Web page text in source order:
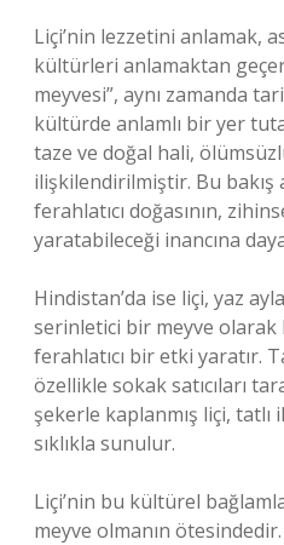
Liçi’nin lezzetini anlamak,
kültürleri anlamaktan geçer.
meyvesi”, aynı zamanda
kültürde anlamlı bir yer
taze ve doğal hali,
ilişkilendirilmiştir. Bu bakış
ferahlatıcı doğasının,
yaratabileceği inancına
Hindistan’da ise liçi, yaz
serinletici bir meyve olarak
ferahlatıcı bir etki yaratır.
özellikle sokak satıcıları
şekerle kaplanmış liçi, tatlı
sıklıkla sunulur.
Liçi’nin bu kültürel
meyve olmanın